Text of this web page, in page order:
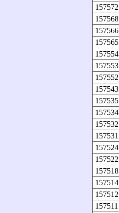
157572
157568
157566
157565
157554
157553
157552
157543
157535
157534
157532
157531
157524
157522
157518
157514
157512
157511